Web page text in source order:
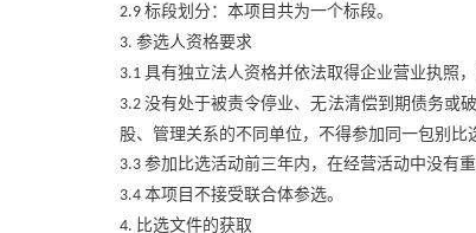
2.9 标段划分：本项目共为一个标段。
3. 参选人资格要求
3.1 具有独立法人资格并依法取得企业营业执照
3.2 没有处于被责令停业、无法清偿到期债务或
股、管理关系的不同单位，不得参加同一包别比
3.3 参加比选活动前三年内，在经营活动中没有
3.4 本项目不接受联合体参选。
4. 比选文件的获取